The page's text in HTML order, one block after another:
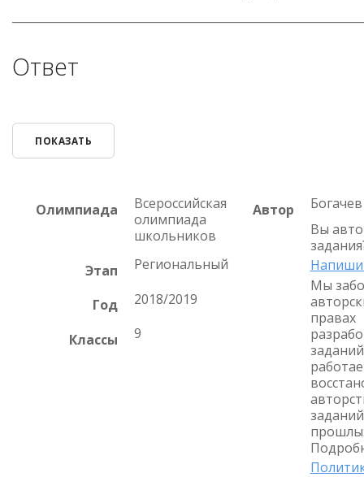
Ответ
ПОКАЗАТЬ
Олимпиада
Всероссийская
олимпиада
школьников
Этап
Региональный
Год 2018/2019
Классы 9
Автор
Вы
Мы
правах
заданий